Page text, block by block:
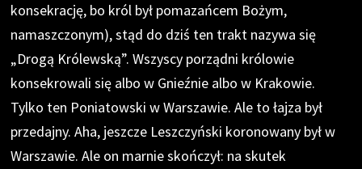
konsekrację, bo król był pomazańcem Bożym,
namaszczonym), stąd do dziś ten trakt nazywa się
„Drogą Królewską”. Wszyscy porządni królowie
konsekrowali się albo w Gnieźnie albo w Krakowie.
Tylko ten Poniatowski w Warszawie. Ale to łajza był
przedajny. Aha, jeszcze Leszczyński koronowany był w
Warszawie. Ale on marnie skończył: na skutek